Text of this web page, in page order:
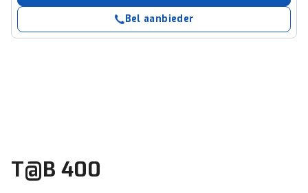
Bel aanbieder
T@B 400